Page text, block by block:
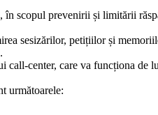
scopul prevenirii și limitării
sesizărilor, petițiilor și
center, care va funcționa
următoarele: